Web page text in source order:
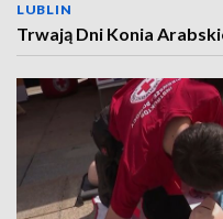
LUBLIN
Trwają Dni Konia